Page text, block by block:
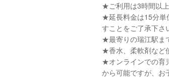
★ご利用は3時間以
★延長料金は15分単
すことをご了承下さ
★最寄りの瑞江駅ま
★香水、柔軟剤など
★オンラインでの育
から可能ですが、お